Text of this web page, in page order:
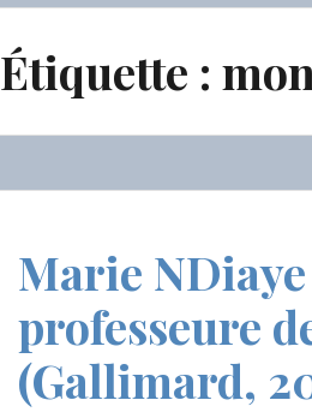
Étiquette :
Marie
professeure
(Gallimard,